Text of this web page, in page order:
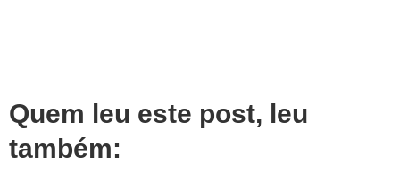
Quem leu este post, leu
também: